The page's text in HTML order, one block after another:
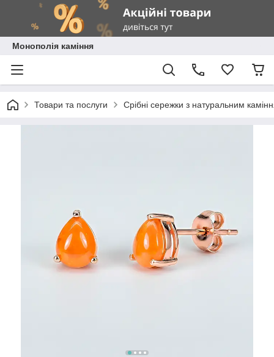
Монополія каміння
Товари та послуги Срібні сережки з натуральним